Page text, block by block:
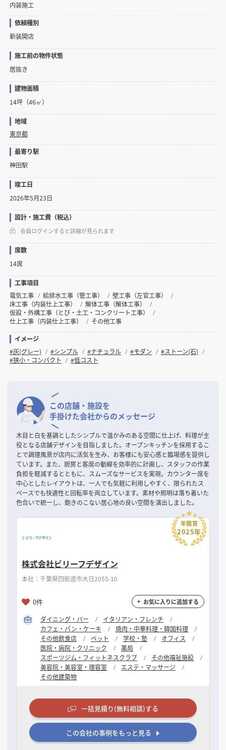
内装施工
依頼種別
新装開店
施工前の物件状態
居抜き
建物面積
14坪（46㎡）
地域
東京都
最寄り駅
神田駅
竣工日
2026年5月23日
設計・施工費（税込）
会員ログインすると詳細が見られます
席数
14席
工事項目
電気工事
給排水工事（管工事）
壁工事（左官工事）
床工事（内装仕上工事）
解体工事（解体工事）
仮設・外構工事（とび・土工・コンクリート工事）
仕上工事（内装仕上工事）
その他工事
イメージ
#灰(グレー)
#シンプル #ナチュラル #モダン
#ストーン(石)
#狭小・コンパクト
#低コスト
この店舗・施設を
手掛けた会社からのメッセージ
木目と白を基調としたシンプルで温かみのある空間に仕上げ、料理が主
役となる店舗デザインを目指しました。オープンキッチンを採用するこ
とで調理風景が店内に活気を生み、お客様にも安心感と臨場感を提供し
ています。また、厨房と客席の動線を効率的に計画し、スタッフの作業
負担を軽減するとともに、スムーズなサービスを実現。カウンター席を
中心としたレイアウトは、一人でも気軽に利用しやすく、限られたス
ペースでも快適性と回転率を両立しています。素材や照明は落ち着いた
色合いで統一し、飽きのこない居心地の良い空間を演出しました。
株式会社ビリーフデザイン
本社：千葉県四街道市大日2055-10
0件 お気に入りに追加する
年間賞
2025年
ダイニング・バー
イタリアン・フレンチ
カフェ・パン・ケーキ
焼肉・中華料理・韓国料理
その他飲食店
ペット 学校・塾
オフィス
医院・病院・クリニック
薬局
スポーツジム・フィットネスクラブ
その他福祉施設
美容院・美容室・理容室
エステ・マッサージ
その他建築物
一括見積り(無料相談)する
この会社の事例をもっと見る